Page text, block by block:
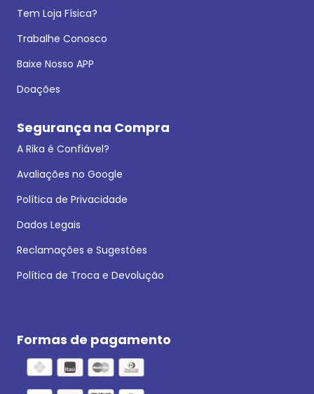
Tem Loja Física?
Trabalhe Conosco
Baixe Nosso APP
Doações
Segurança na Compra
A Rika é Confiável?
Avaliações no Google
Política de Privacidade
Dados Legais
Reclamações e Sugestões
Política de Troca e Devolução
Formas de pagamento